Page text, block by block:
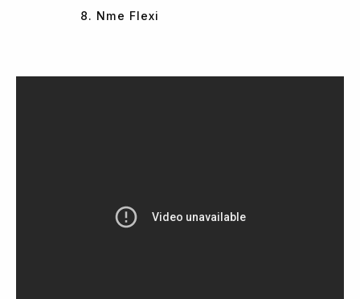
8. Nme Flexi